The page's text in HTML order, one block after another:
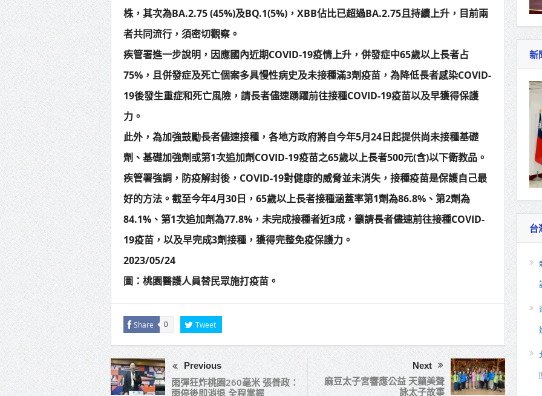
株，其次為BA.2.75 (45%)及BQ.1(5%)，XBB佔比已超過BA.2.75且持續上升，目前兩
者共同流行，須密切觀察。
疾管署進一步說明，因應國內近期COVID-19疫情上升，併發症中65歲以上長者占
75%，且併發症及死亡個案多具慢性病史及未接種滿3劑疫苗，為降低長者感染COVID-
19後發生重症和死亡風險，請長者儘速踴躍前往接種COVID-19疫苗以及早獲得保護
力。
此外，為加強鼓勵長者儘速接種，各地方政府將自今年5月24日起提供尚未接種基礎
劑、基礎加強劑或第1次追加劑COVID-19疫苗之65歲以上長者500元(含)以下衛教品。
疾管署強調，防疫解封後，COVID-19對健康的威脅並未消失，接種疫苗是保護自己最
好的方法。截至今年4月30日，65歲以上長者接種涵蓋率第1劑為86.8%、第2劑為
84.1%、第1次追加劑為77.8%，未完成接種者近3成，籲請長者儘速前往接種COVID-
19疫苗，以及早完成3劑接種，獲得完整免疫保護力。
2023/05/24
圖：桃園醫護人員替民眾施打疫苗。
Share 0 Tweet
Previous
雨彈狂炸桃園260毫米 張善政：
Next
麻豆太子宮響應公益 天籟美聲
詠太子故事
新
台